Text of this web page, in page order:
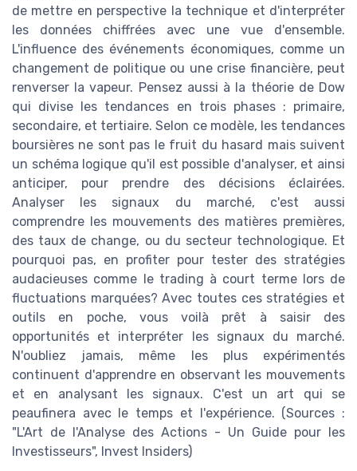
de mettre en perspective la technique et d'interpréter
les données chiffrées avec une vue d'ensemble.
L'influence des événements économiques, comme un
changement de politique ou une crise financière, peut
renverser la vapeur. Pensez aussi à la théorie de Dow
qui divise les tendances en trois phases : primaire,
secondaire, et tertiaire. Selon ce modèle, les tendances
boursières ne sont pas le fruit du hasard mais suivent
un schéma logique qu'il est possible d'analyser, et ainsi
anticiper, pour prendre des décisions éclairées.
Analyser les signaux du marché, c'est aussi
comprendre les mouvements des matières premières,
des taux de change, ou du secteur technologique. Et
pourquoi pas, en profiter pour tester des stratégies
audacieuses comme le trading à court terme lors de
fluctuations marquées? Avec toutes ces stratégies et
outils en poche, vous voilà prêt à saisir des
opportunités et interpréter les signaux du marché.
N'oubliez jamais, même les plus expérimentés
continuent d'apprendre en observant les mouvements
et en analysant les signaux. C'est un art qui se
peaufinera avec le temps et l'expérience. (Sources :
"L'Art de l'Analyse des Actions - Un Guide pour les
Investisseurs", Invest Insiders)